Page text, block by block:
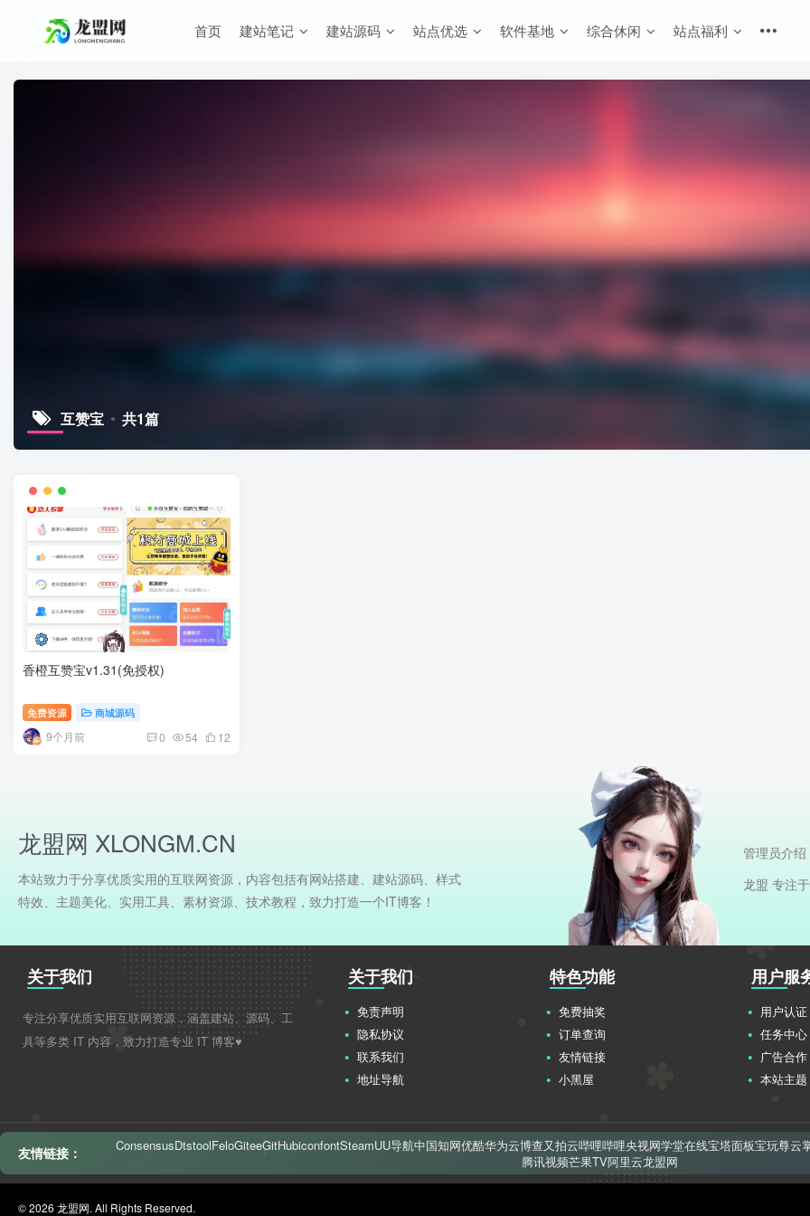
首页 建站笔记 建站源码 站点优选 软件基地 综合休闲 站点福利
互赞宝 共1篇
香橙互赞宝v1.31(免授权)
免费资源 商城源码
9个月前 0 54 12
龙盟网 XLONGM.CN
本站致力于分享优质实用的互联网资源，内容包括有网站搭建、建站源码、样式
特效、主题美化、实用工具、素材资源、技术教程，致力打造一个IT博客！
管理员介绍
龙盟 专注
关于我们
专注分享优质实用互联网资源，涵盖建站、源码、工
具等多类 IT 内容，致力打造专业 IT 博客♥
关于我们
免责声明
隐私协议
联系我们
地址导航
特色功能
免费抽奖
订单查询
友情链接
小黑屋
用户服
用户认证
任务中心
广告合作
本站主题
友情链接： ConsensusDtstoolFeloGiteeGitHubiconfontSteamUU导航中国知网优酷华为云博查又拍云哔哩哔哩央视网学堂在线宝塔面板宝玩尊云
腾讯视频芒果TV阿里云龙盟网
© 2026 龙盟网. All Rights Reserved.